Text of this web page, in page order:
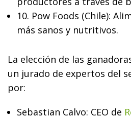
10. Pow Foods (Chile):
más sanos y nutritivos.
La elección de las
un jurado de expertos del
por:
Sebastian Calvo: CEO de